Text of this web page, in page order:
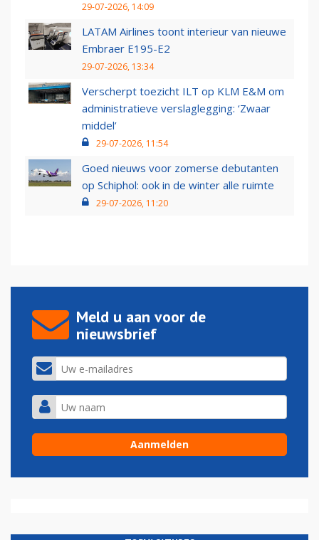
29-07-2026, 14:09
LATAM Airlines toont interieur van nieuwe
Embraer E195-E2
29-07-2026, 13:34
Verscherpt toezicht ILT op KLM E&M om
administratieve verslaglegging: ‘Zwaar
middel’
29-07-2026, 11:54
Goed nieuws voor zomerse debutanten
op Schiphol: ook in de winter alle ruimte
29-07-2026, 11:20
Meld u aan voor de
nieuwsbrief